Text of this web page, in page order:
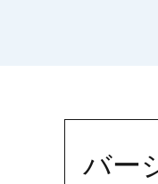
バー